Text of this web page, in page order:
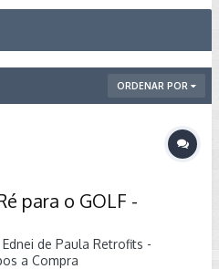
ORDENAR POR
para o GOLF -
Ednei de Paula Retrofits -
a Compra